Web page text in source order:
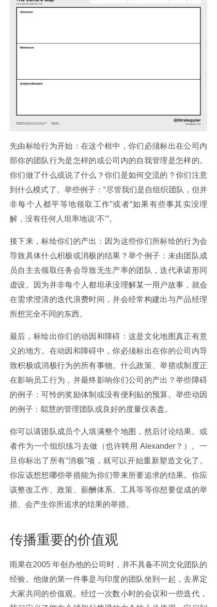
先由标绘行为开始：在这个框中，你们必须标出在公司内
部你的团队行为是怎样的或公司内的自我管理是怎样的。
你们做了什么或说了什么？你们是如何交流的？你们注意
到什么模式了。举些例子：“尽管我们是自组织团队，但并
非每个人都平等地领取工作”或者“如果有些事其实没理
解，没有任何人坦率地说‘不’”。
接下来，标绘你们的产出：因为这些你们所标绘的行为会
导致具体什么积极或消极的结果？举个例子：未由团队成
员自主去领取任务会导致无生产率的团队，迭代承诺形同
虚设。因为并非每个人都坦承没理解某一用户故事，就会
在需求澄清的迭代浪费时间，并会经常构建出与产品经理
所想完全不同的东西。
最后，标绘出你们的动因和障碍：这是文化地图真正有意
义的地方。在动因和障碍中，你必须标出在你的公司内导
致积极或消极行为的所有事物。什么政策、举措或制度正
在影响员工行为，并最终影响你们公司的产出？举些障碍
的例子：可怜的奖励体制或没有便利贴的预算。举些动因
的例子：聪慧的管理团队或良好的度量仪表盘。
你可以请团队成员个人填满整个地图，然后讨论结果。或
者作为一个组织练习去做（也许聘用 Alexander？）。一
旦你标出了所有“消极”项，就可以开始重新塑造文化了。
你应该想想哪些举措能为你们带来所要追求的结果。你应
该整改工作、政策、薪酬体系、工具等等你想要促成的举
措、会产生你所追求的结果的举措。
传播重要的价值观
雨果在2005 年创办他的公司时，并不具备不同文化团队的
经验。他做的第一件事是与印度的团队坐到一起，去界定
大家共同的价值观。经过一次数小时的会议和一些迭代，